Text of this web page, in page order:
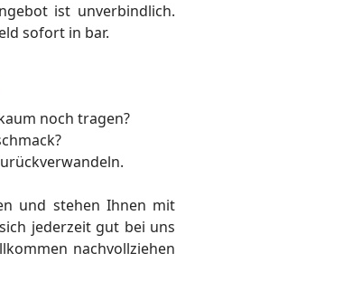
ist unverbindlich.
sofort in bar.
noch tragen?
und stehen Ihnen mit
jederzeit gut bei uns
nachvollziehen